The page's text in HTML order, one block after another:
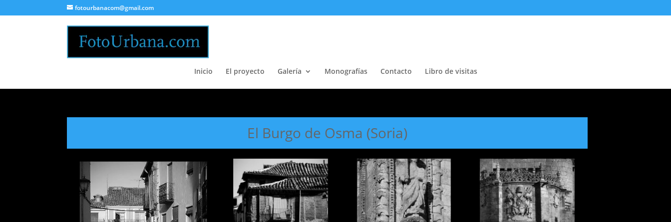
fotourbanacom@gmail.com
Inicio El proyecto Galería Monografías Contacto Libro de visitas
El Burgo de Osma (Soria)